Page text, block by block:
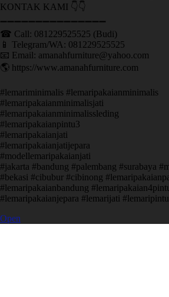
KONTAK KAMI 👇👇
➖➖➖➖➖➖➖➖➖➖➖➖➖➖➖ ㅤ
☎ Call: 081229525525 (Budi)
📱 Telegram/WA: 081229525525
📧 Email: amanahfurniture@yahoo.com
🌎 https://www.amanahfurniture.com
#lemariminimalis #lemaripakaianminimalis
#lemaripakaianminimalisjati
#lemaripakaianminimalissleding
#lemaripakaianpintu3
#lemaripakaianjati
#lemaripakaianjatijepara
#modellemaripakaianjati
#jakarta #bandung #palembang #surabaya
#bekasi #cibubur #cibinong
#lemaripakaianbandung
#lemaripakaianjepara #lemarijati
Open